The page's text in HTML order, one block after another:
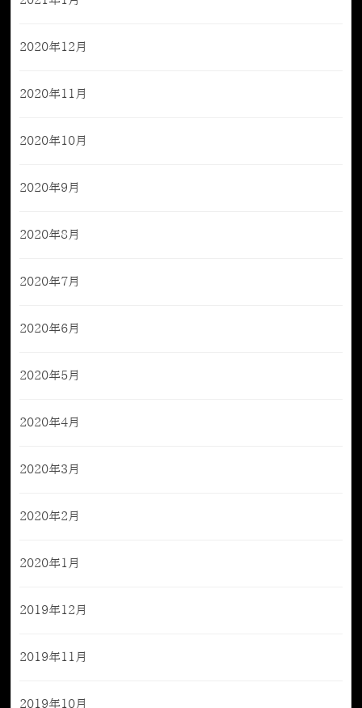
2020年12月
2020年11月
2020年10月
2020年9月
2020年8月
2020年7月
2020年6月
2020年5月
2020年4月
2020年3月
2020年2月
2020年1月
2019年12月
2019年11月
2019年10月